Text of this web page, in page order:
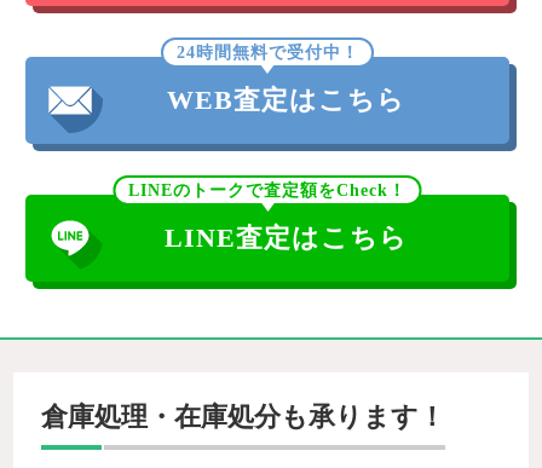
24時間無料で受付中！
WEB査定はこちら
LINEのトークで査定額をCheck！
LINE査定はこちら
倉庫処理・在庫処分も承ります！